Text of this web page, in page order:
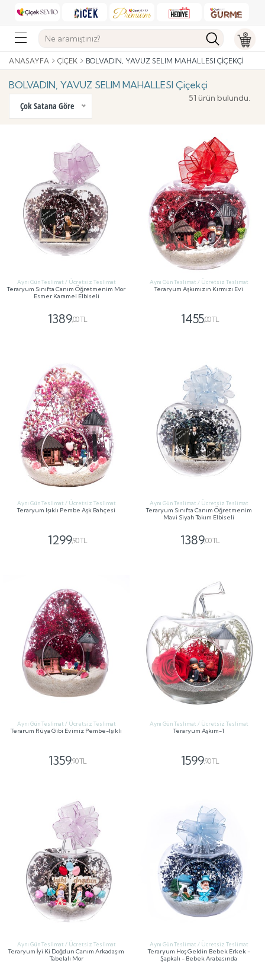
ANASAYFA ÇIÇEK BOLVADIN, YAVUZ SELIM MAHALLESI ÇIÇEKÇI
BOLVADIN, YAVUZ SELIM MAHALLESI Çiçekçi
Çok Satana Göre
51 ürün bulundu.
Aynı Gün Teslimat / Ücretsiz Teslimat
Teraryum Sınıfta Canım Öğretmenim Mor
Esmer Karamel Elbiseli
1389,00 TL
Aynı Gün Teslimat / Ücretsiz Teslimat
Teraryum Aşkımızın Kırmızı Evi
1455,00 TL
Aynı Gün Teslimat / Ücretsiz Teslimat
Teraryum Işıklı Pembe Aşk Bahçesi
1299,90 TL
Aynı Gün Teslimat / Ücretsiz Teslimat
Teraryum Sınıfta Canım Öğretmenim
Mavi Siyah Takım Elbiseli
1389,00 TL
Aynı Gün Teslimat / Ücretsiz Teslimat
Terarum Rüya Gibi Evimiz Pembe-Işıklı
1359,90 TL
Aynı Gün Teslimat / Ücretsiz Teslimat
Teraryum Aşkım-1
1599,90 TL
Aynı Gün Teslimat / Ücretsiz Teslimat
Teraryum İyi Ki Doğdun Canım Arkadaşım
Tabelalı Mor
Aynı Gün Teslimat / Ücretsiz Teslimat
Teraryum Hoş Geldin Bebek Erkek -
Şapkalı - Bebek Arabasında